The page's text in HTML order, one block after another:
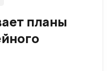
планы